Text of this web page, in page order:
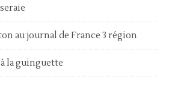
au journal de France 3 région
la guinguette